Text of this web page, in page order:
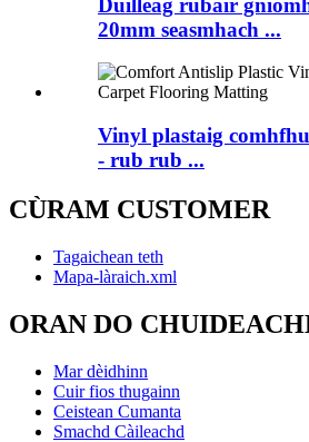
20mm seasmhach ...
Vinyl plastaig
- rub rub ...
CÙRAM CUSTOMER
Tagaichean teth
Mapa-làraich.xml
ORAN DO
Mar dèidhinn
Cuir fios thugainn
Ceistean Cumanta
Smachd Càileachd